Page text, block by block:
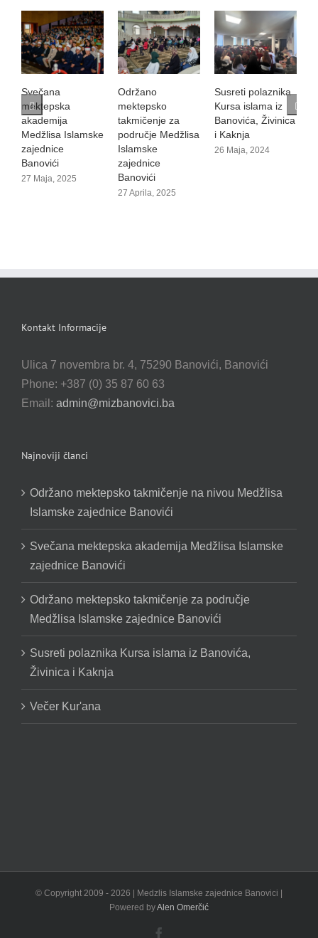
Svečana
mektepska
akademija
Medžlisa Islamske
zajednice
Banovići
27 Maja, 2025
Održano
mektepsko
takmičenje za
područje Medžlisa
Islamske
zajednice
Banovići
27 Aprila, 2025
Susreti polaznika
Kursa islama iz
Banovića, Živinica
i Kaknja
26 Maja, 2024
Kontakt Informacije
Ulica 7 novembra br. 4, 75290 Banovići, Banovići
Phone: +387 (0) 35 87 60 63
Email: admin@mizbanovici.ba
Najnoviji članci
Održano mektepsko takmičenje na nivou Medžlisa
Islamske zajednice Banovići
Svečana mektepska akademija Medžlisa Islamske
zajednice Banovići
Održano mektepsko takmičenje za područje
Medžlisa Islamske zajednice Banovići
Susreti polaznika Kursa islama iz Banovića,
Živinica i Kaknja
Večer Kur'ana
© Copyright 2009 - 2026 | Medzlis Islamske zajednice Banovici |
Powered byAlen Omerčić